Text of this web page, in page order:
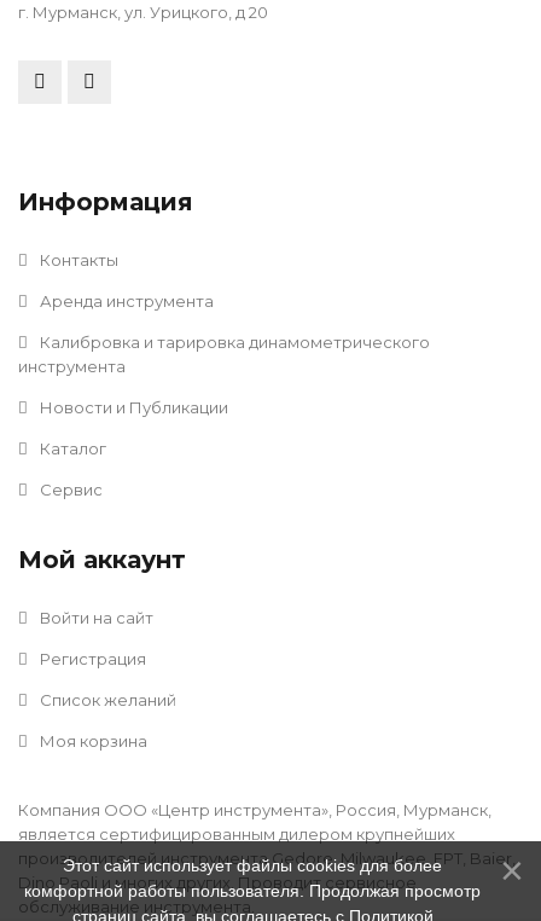
г. Мурманск, ул. Урицкого, д 20
Информация
Контакты
Аренда инструмента
Калибровка и тарировка динамометрического
инструмента
Новости и Публикации
Каталог
Сервис
Мой аккаунт
Войти на сайт
Регистрация
Список желаний
Моя корзина
Компания ООО «Центр инструмента», Россия, Мурманск,
является сертифицированным дилером крупнейших
производителей инструмента Gedore, Milwaukee, FPT, Baier,
Dino Paoli и многих других. Проводит сервисное
обслуживание инструмента.
Этот сайт использует файлы cookies для более
комфортной работы пользователя. Продолжая просмотр
страниц сайта, вы соглашаетесь с Политикой